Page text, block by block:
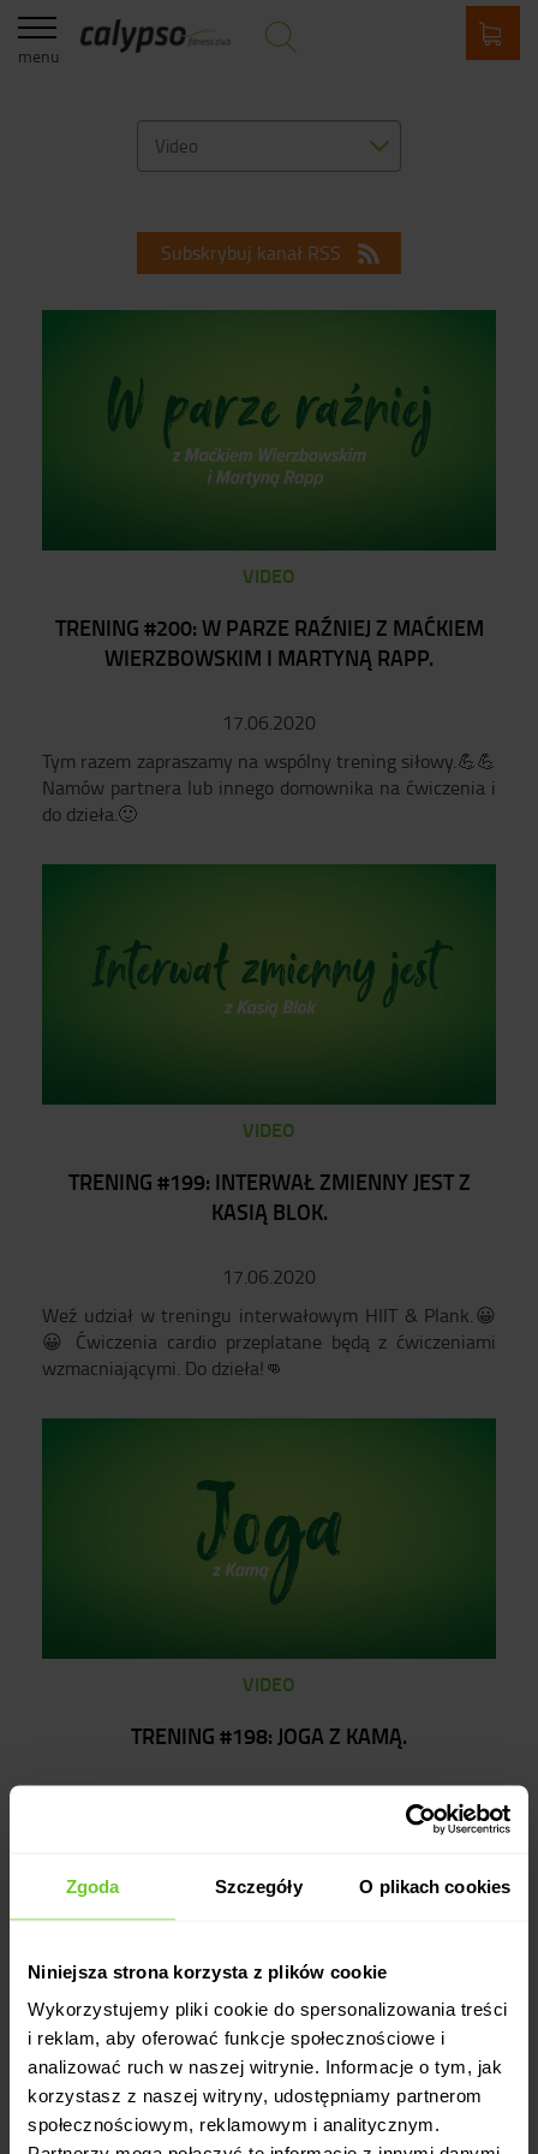
Zgoda Szczegóły O plikach cookies
Niniejsza strona korzysta z plików cookie
Wykorzystujemy pliki cookie do spersonalizowania treści
i reklam, aby oferować funkcje społecznościowe i
analizować ruch w naszej witrynie. Informacje o tym, jak
korzystasz z naszej witryny, udostępniamy partnerom
społecznościowym, reklamowym i analitycznym.
menu
Video
Subskrybuj kanał RSS
VIDEO
TRENING #200: W PARZE RAŹNIEJ Z MAĆKIEM
WIERZBOWSKIM I MARTYNĄ RAPP.
17.06.2020
Tym razem zapraszamy na wspólny trening siłowy.💪💪
Namów partnera lub innego domownika na ćwiczenia i
do dzieła.🙂
VIDEO
TRENING #199: INTERWAŁ ZMIENNY JEST Z
KASIĄ BLOK.
17.06.2020
Weź udział w treningu interwałowym HIIT & Plank.😀
😀 Ćwiczenia cardio przeplatane będą z ćwiczeniami
wzmacniającymi. Do dzieła!👊
VIDEO
TRENING #198: JOGA Z KAMĄ.
Miłośników jogi zapraszamy na magiczne 20 minut